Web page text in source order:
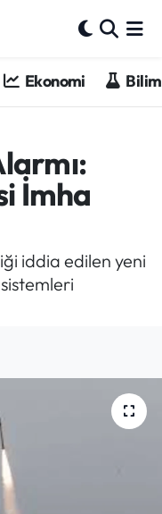
Ekonomi
İmha
iddia edilen yeni